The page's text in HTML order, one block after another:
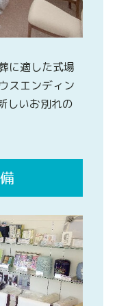
に適した式場
スエンディン
しいお別れの